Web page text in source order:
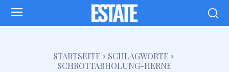
STARTSEITE
SCHLAGWORTE
SCHROTTABHOLUNG-HERNE